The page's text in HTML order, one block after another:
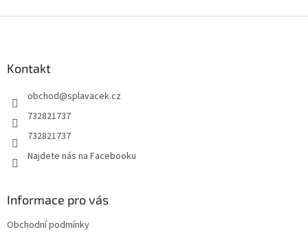
Kontakt
obchod@splavacek.cz
732821737
732821737
Najdete nás na Facebooku
Informace pro vás
Obchodní podmínky